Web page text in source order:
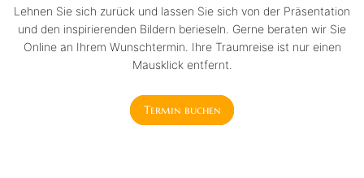
Lehnen Sie sich zurück und lassen Sie sich von der Präsentation
und den inspirierenden Bildern berieseln. Gerne beraten wir Sie
Online an Ihrem Wunschtermin. Ihre Traumreise ist nur einen
Mausklick entfernt.
Termin buchen